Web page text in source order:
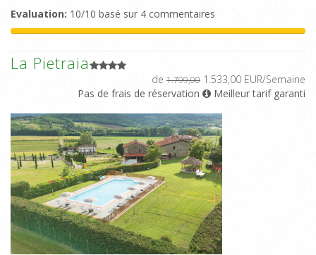
Evaluation: 10/10 basé sur 4 commentaires
La Pietraia
de 1.799,00 1.533,00 EUR/Semaine
Pas de frais de réservation
Meilleur tarif garanti